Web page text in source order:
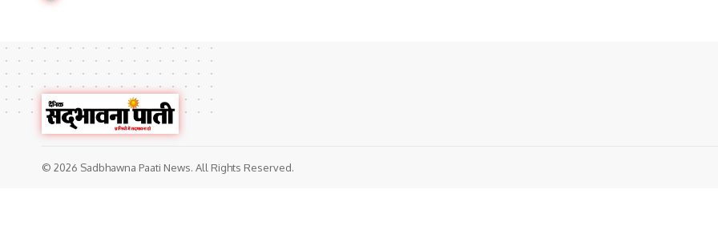
© 2026 Sadbhawna Paati News. All Rights Reserved.